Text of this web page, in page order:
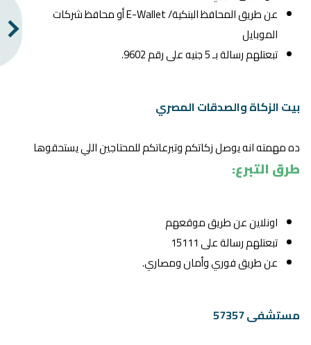
عن طريق المحافظ البنكية/ E-Wallet أو محافظ شركات
الموبايل
تبعتلهم رسالة بـ 5 جنيه على رقم 9602.
بيت الزكاة والصدقات المصري
ده مهمته انه يوصل زكاتكم وتبرعاتكم للمحتاجين اللي يستحقوها
طرق التبرع:
اونلاينعن طريق موقعهم
تبعتلهم رسالة على 15111
عن طريق فوري وأمان ومصاري.
مستشفى 57357